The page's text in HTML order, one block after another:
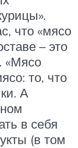
что «мясо
– это
«Мясо
то, что
А
в себя
(в том